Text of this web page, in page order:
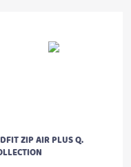
ZIP AIR PLUS Q.